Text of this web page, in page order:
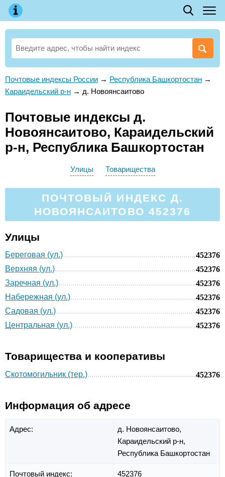
Почтовые индексы России → Республика Башкортостан →
Караидельский р-н → д. Новоянсаитово
Почтовые индексы д.
Новоянсаитово, Караидельский
р-н, Республика Башкортостан
Улицы Товарищества
ПОЧТОВЫЙ ИНДЕКС Д.
НОВОЯНСАИТОВО 452376
Улицы
Береговая (ул.)
452376
Верхняя (ул.)
452376
Заречная (ул.)
452376
Набережная (ул.)
452376
Садовая (ул.)
452376
Центральная (ул.)
452376
Товарищества и кооперативы
Скотомогильник (тер.) 452376
Информация об адресе
Адрес:
д. Новоянсаитово,
Караидельский р-н,
Республика Башкортостан
Почтовый индекс: 452376